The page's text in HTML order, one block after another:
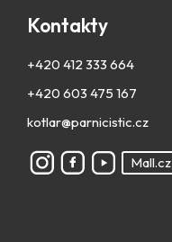
Kontakty
+420 412 333 664
+420 603 475 167
kotlar@parnicistic.cz
Mall.cz